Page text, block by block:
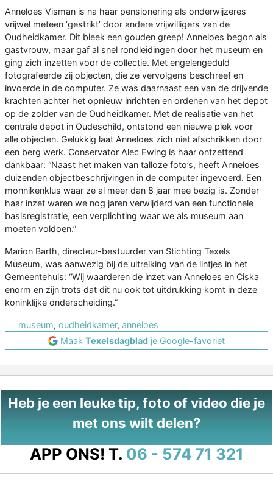
Anneloes Visman is na haar pensionering als onderwijzeres
vrijwel meteen ‘gestrikt’ door andere vrijwilligers van de
Oudheidkamer. Dit bleek een gouden greep! Anneloes begon als
gastvrouw, maar gaf al snel rondleidingen door het museum en
ging zich inzetten voor de collectie. Met engelengeduld
fotografeerde zij objecten, die ze vervolgens beschreef en
invoerde in de computer. Ze was daarnaast een van de drijvende
krachten achter het opnieuw inrichten en ordenen van het depot
op de zolder van de Oudheidkamer. Met de realisatie van het
centrale depot in Oudeschild, ontstond een nieuwe plek voor
alle objecten. Gelukkig laat Anneloes zich niet afschrikken door
een berg werk. Conservator Alec Ewing is haar ontzettend
dankbaar: “Naast het maken van talloze foto’s, heeft Anneloes
duizenden objectbeschrijvingen in de computer ingevoerd. Een
monnikenklus waar ze al meer dan 8 jaar mee bezig is. Zonder
haar inzet waren we nog jaren verwijderd van een functionele
basisregistratie, een verplichting waar we als museum aan
moeten voldoen.”
Marion Barth, directeur-bestuurder van Stichting Texels
Museum, was aanwezig bij de uitreiking van de lintjes in het
Gemeentehuis: “Wij waarderen de inzet van Anneloes en Ciska
enorm en zijn trots dat dit nu ook tot uitdrukking komt in deze
koninklijke onderscheiding.”
museum, oudheidkamer, anneloes
Maak Texelsdagblad je Google-favoriet
Heb je een leuke tip, foto of video die je
met ons wilt delen?
APP ONS! T. 06 - 574 71 321